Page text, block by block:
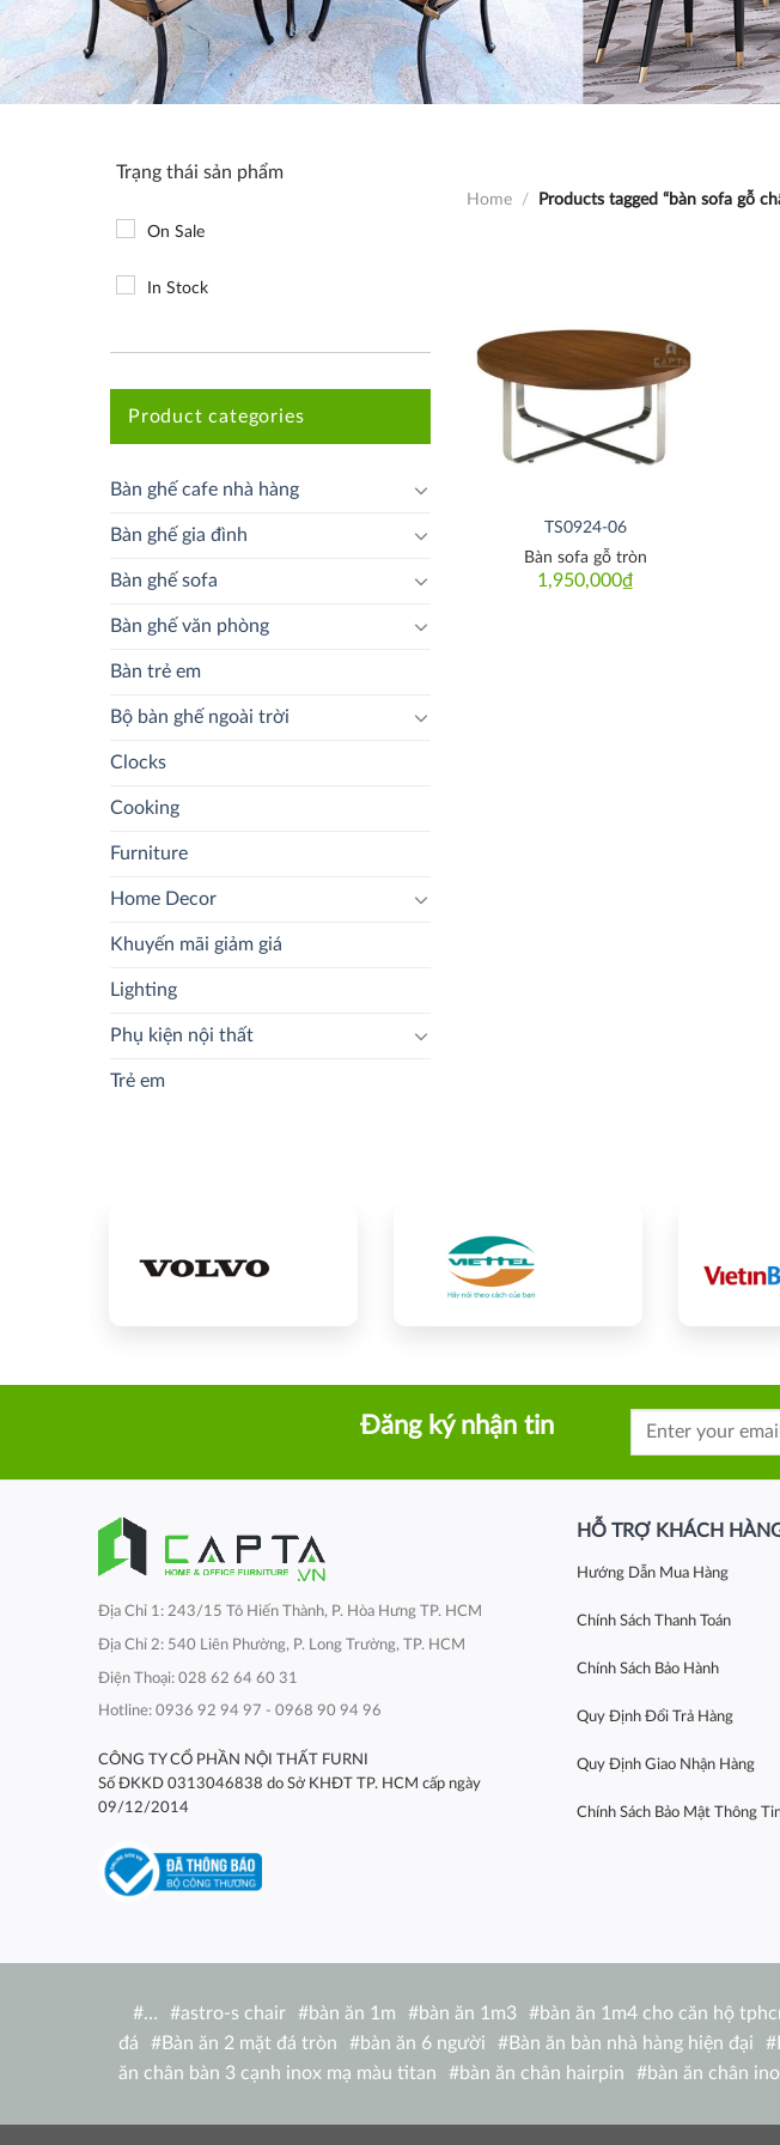
Trạng thái sản phẩm
On Sale
In Stock
Product categories
Bàn ghế cafe nhà hàng
Bàn ghế gia đình
Bàn ghế sofa
Bàn ghế văn phòng
Bàn trẻ em
Bộ bàn ghế ngoài trời
Clocks
Cooking
Furniture
Home Decor
Khuyến mãi giảm giá
Lighting
Phụ kiện nội thất
Trẻ em
Home / Products tagged “bàn sofa gỗ
Thích
TS0924-06
1,950,000₫
Bàn sofa gỗ tròn
Đăng ký nhận tin
Địa Chỉ 1: 243/15 Tô Hiến Thành, P. Hòa Hưng TP. HCM
Địa Chỉ 2: 540 Liên Phường, P. Long Trường, TP. HCM
Điện Thoại: 028 62 64 60 31
Hotline: 0936 92 94 97 - 0968 90 94 96
CÔNG TY CỔ PHẦN NỘI THẤT FURNI
Số ĐKKD 0313046838 do Sở KHĐT TP. HCM cấp ngày
09/12/2014
HỖ TRỢ KHÁCH
Hướng Dẫn Mua Hàng
Chính Sách Thanh Toán
Chính Sách Bảo Hành
Quy Định Đổi Trả Hàng
Quy Định Giao Nhận Hàng
Chính Sách Bảo Mật Thông
#… #astro-s chair #bàn ăn 1m #bàn ăn 1m3 #bàn ăn 1m4 cho căn hộ
đá
#Bàn ăn 2 mặt đá tròn #bàn ăn 6 người #Bàn ăn bàn nhà hàng hiện đại #
ăn chân bàn 3 cạnh inox mạ màu titan
#bàn ăn chân hairpin #bàn ăn chân